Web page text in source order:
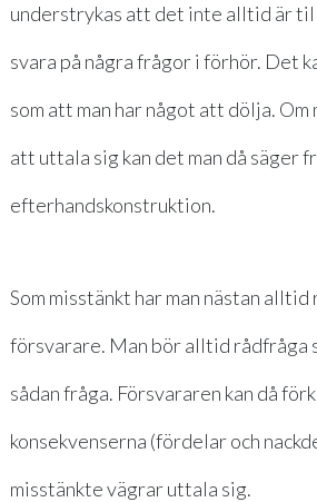
understrykas att det inte alltid är
svara på några frågor i förhör. Det
som att man har något att dölja. Om
att uttala sig kan det man då säger
efterhandskonstruktion.
Som misstänkt har man nästan
försvarare. Man bör alltid rådfråga
sådan fråga. Försvararen kan då
konsekvenserna (fördelar och
misstänkte vägrar uttala sig.